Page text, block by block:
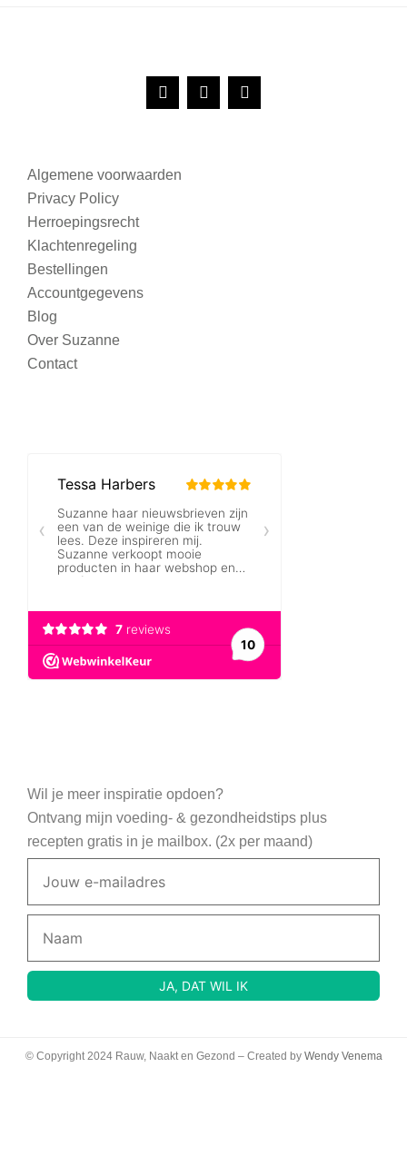
Algemene voorwaarden
Privacy Policy
Herroepingsrecht
Klachtenregeling
Bestellingen
Accountgegevens
Blog
Over Suzanne
Contact
Wil je meer inspiratie opdoen?
Ontvang mijn voeding- & gezondheidstips plus
recepten gratis in je mailbox. (2x per maand)
© Copyright 2024 Rauw, Naakt en Gezond – Created by Wendy Venema